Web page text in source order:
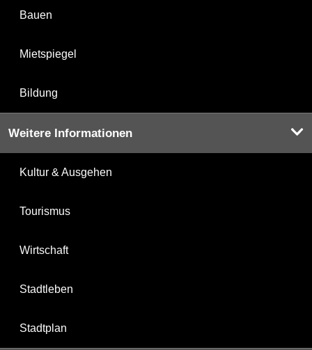
Bauen
Mietspiegel
Bildung
Weitere Informationen
Kultur & Ausgehen
Tourismus
Wirtschaft
Stadtleben
Stadtplan